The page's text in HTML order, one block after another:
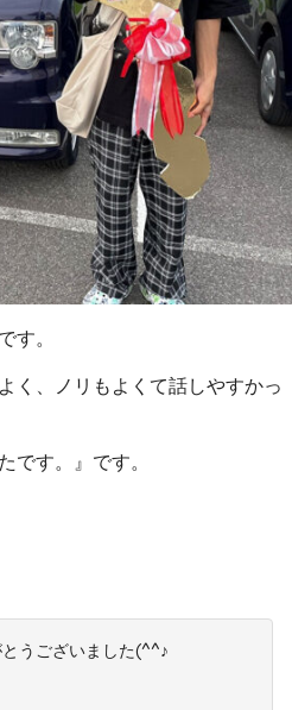
す。
く、ノリもよくて話しやすかっ
です。』です。
うございました(^^♪